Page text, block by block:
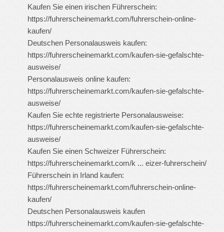
Kaufen Sie einen irischen Führerschein:
https://fuhrerscheinemarkt.com/fuhrerschein-online-
kaufen/
Deutschen Personalausweis kaufen:
https://fuhrerscheinemarkt.com/kaufen-sie-gefalschte-
ausweise/
Personalausweis online kaufen:
https://fuhrerscheinemarkt.com/kaufen-sie-gefalschte-
ausweise/
Kaufen Sie echte registrierte Personalausweise:
https://fuhrerscheinemarkt.com/kaufen-sie-gefalschte-
ausweise/
Kaufen Sie einen Schweizer Führerschein:
https://fuhrerscheinemarkt.com/k ... eizer-fuhrerschein/
Führerschein in Irland kaufen:
https://fuhrerscheinemarkt.com/fuhrerschein-online-
kaufen/
Deutschen Personalausweis kaufen
https://fuhrerscheinemarkt.com/kaufen-sie-gefalschte-